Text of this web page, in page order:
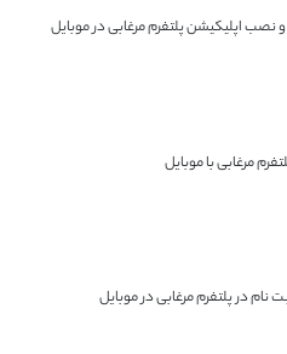
نصب اپلیکیشن پلتفرم مرغابی در موبایل
مرغابی با موبایل
نام در پلتفرم مرغابی در موبایل